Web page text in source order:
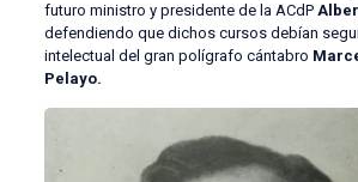
futuro ministro y presidente de la ACdP
defendiendo que dichos cursos debían
intelectual del gran polígrafo cántabro
Pelayo.